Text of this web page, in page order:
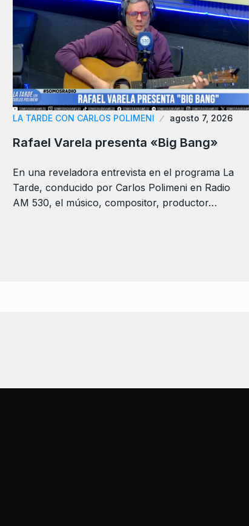
LA TARDE CON CARLOS POLIMENI agosto 7, 2026
Rafael Varela presenta «Big Bang»
En una reveladora entrevista en el programa La
Tarde, conducido por Carlos Polimeni en Radio
AM 530, el músico, compositor, productor…